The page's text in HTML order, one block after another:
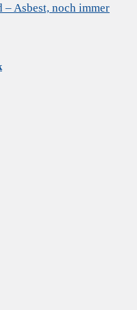
– Asbest, noch immer